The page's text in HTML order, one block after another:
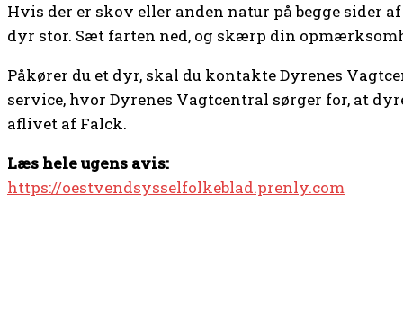
Hvis der er skov eller anden natur på begge sider
dyr stor. Sæt farten ned, og skærp din
Påkører du et dyr, skal du kontakte Dyrenes
service, hvor Dyrenes Vagtcentral sørger for, at
aflivet af Falck.
Læs hele ugens avis:
https://oestvendsysselfolkeblad.prenly.com